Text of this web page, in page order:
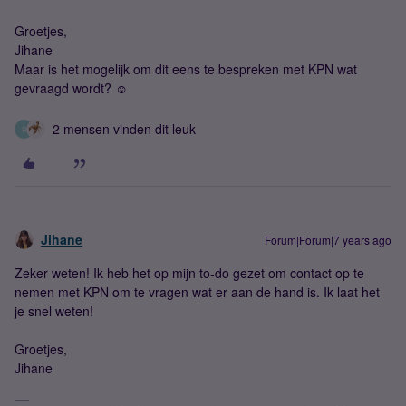
Groetjes,
Jihane
Maar is het mogelijk om dit eens te bespreken met KPN wat
gevraagd wordt? ☺
R 2 mensen vinden dit leuk
Jihane Forum|Forum|7 years ago
Zeker weten! Ik heb het op mijn to-do gezet om contact op te
nemen met KPN om te vragen wat er aan de hand is. Ik laat het
je snel weten!
Groetjes,
Jihane